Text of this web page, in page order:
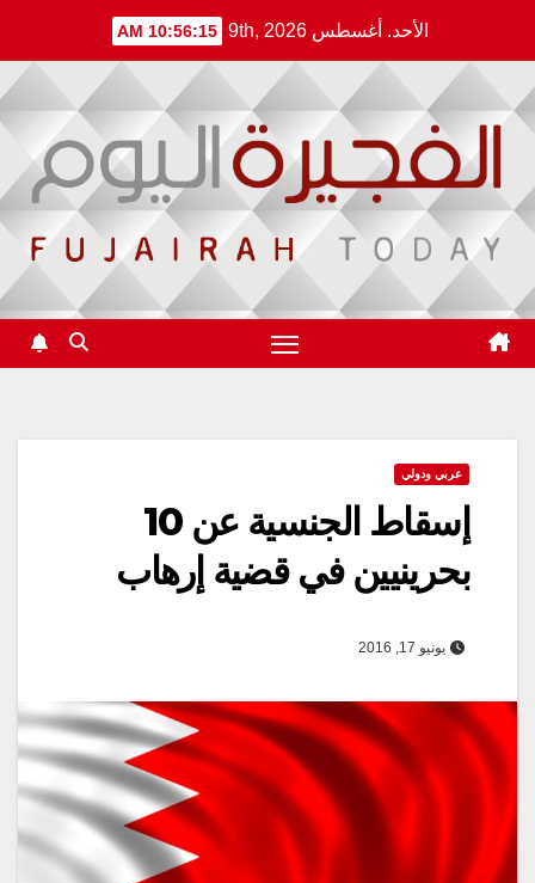
content
الأحد. أغسطس 9th, 2026 10:56:15 AM
عربي ودولي
إسقاط الجنسية عن 10
بحرينيين في قضية إرهاب
يونيو 17, 2016